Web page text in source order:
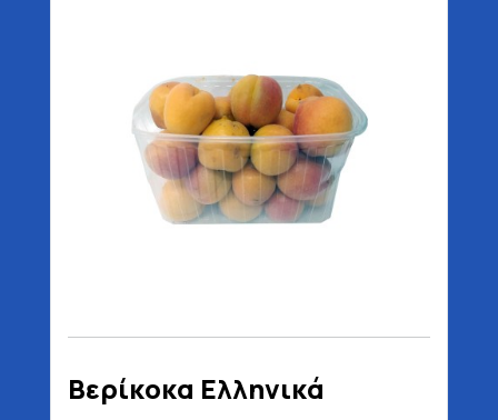
Βερίκοκα Ελληνικά